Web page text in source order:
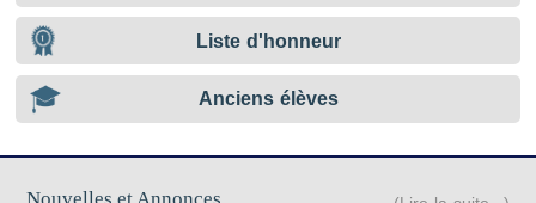
Liste d'honneur
Anciens élèves
Nouvelles et Annonces